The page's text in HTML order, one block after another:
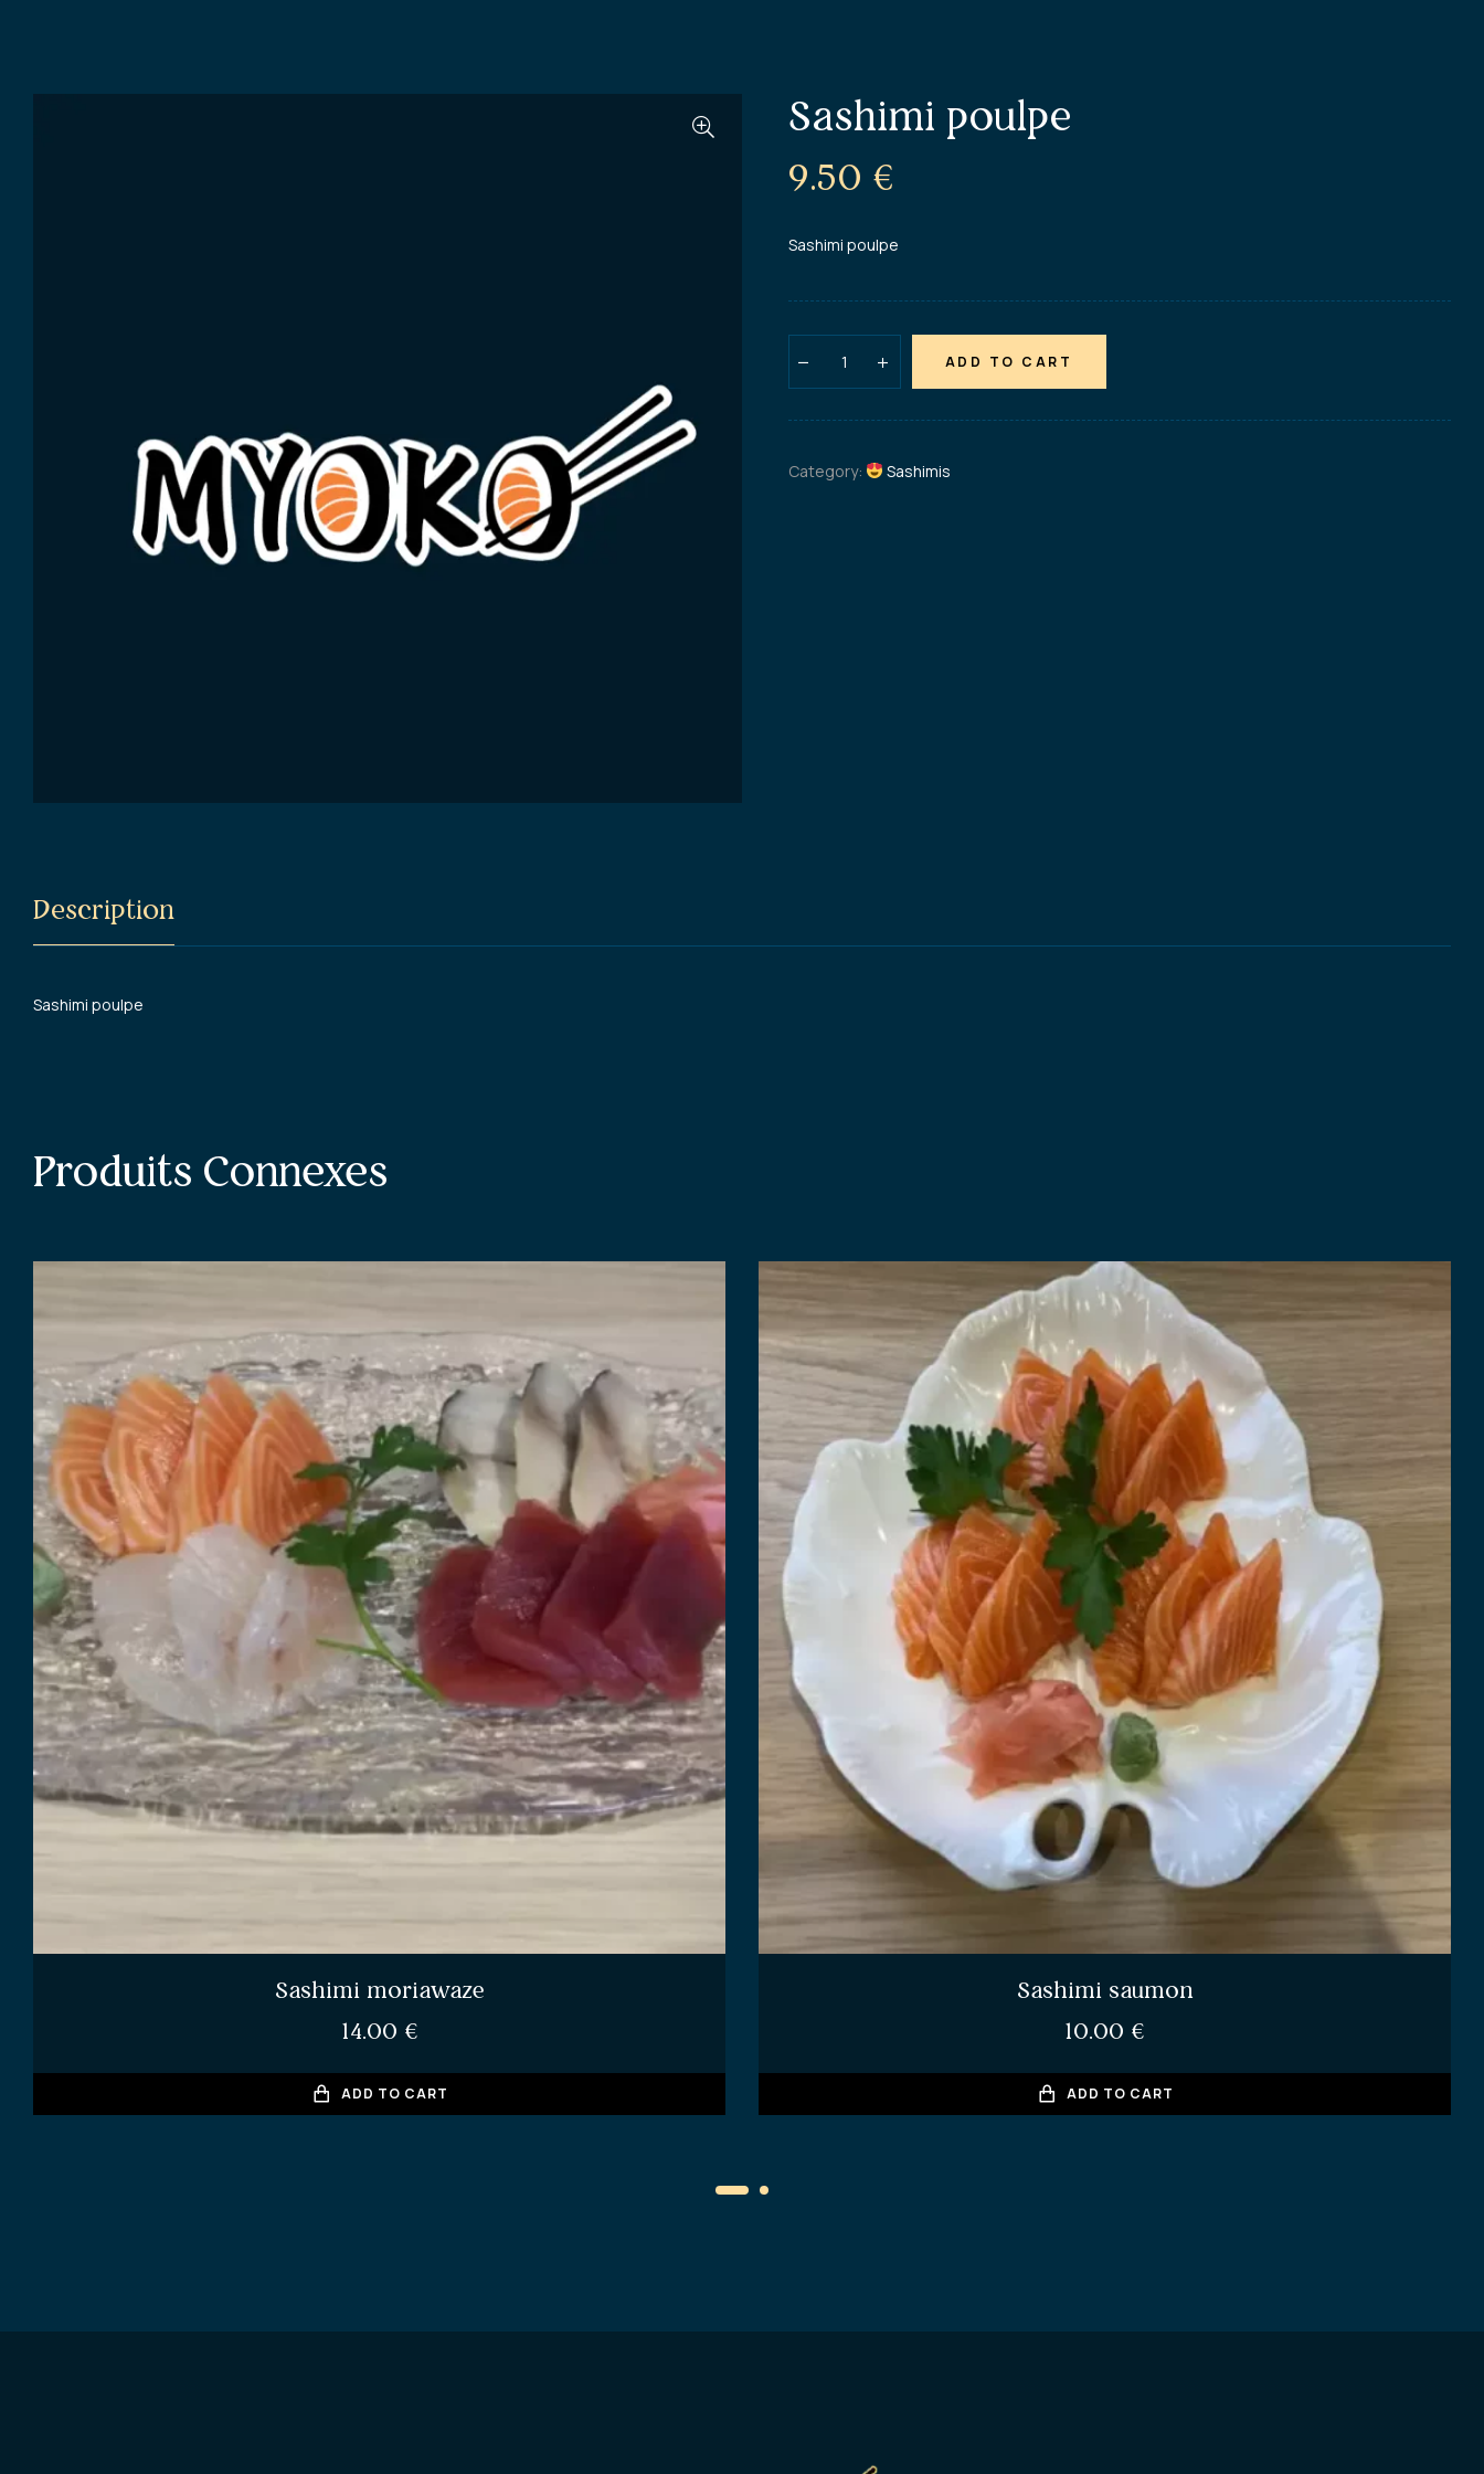
Sashimi poulpe
9.50 €
Sashimi poulpe
ADD TO CART
Category: Sashimis
Description
Sashimi poulpe
Produits Connexes
Sashimi moriawaze
14.00 €
ADD TO CART
Sashimi saumon
10.00 €
ADD TO CART